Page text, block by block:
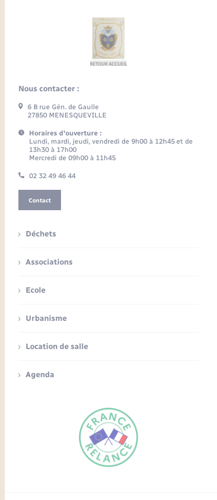
FR
Nous contacter :
6 B rue Gén. de Gaulle
27850 MENESQUEVILLE
Horaires d'ouverture :
Lundi, mardi, jeudi, vendredi de 9h00 à 12h45 et de
13h30 à 17h00
Mercredi de 09h00 à 11h45
02 32 49 46 44
Contact
Déchets
Associations
Ecole
Urbanisme
Location de salle
Agenda